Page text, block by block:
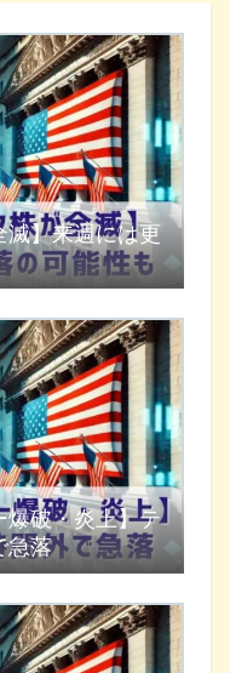
滅】来週には更
爆破・炎上】テ
急落